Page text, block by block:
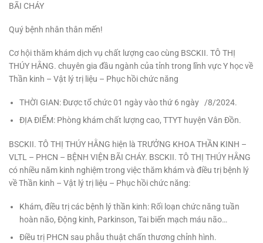
BÃI CHÁY
Quý bệnh nhân thân mến!
Cơ hội thăm khám dịch vụ chất lượng cao cùng BSCKII. TÔ THỊ
THÚY HẰNG. chuyên gia đầu ngành của tỉnh trong lĩnh vực Y học về
Thần kinh – Vật lý trị liệu – Phục hồi chức năng
THỜI GIAN: Được tổ chức 01 ngày vào thứ 6 ngày /8/2024.
ĐỊA ĐIỂM: Phòng khám chất lượng cao, TTYT huyện Vân Đồn.
BSCKII. TÔ THỊ THÚY HẰNG hiện là TRƯỞNG KHOA THẦN KINH –
VLTL – PHCN – BỆNH VIỆN BÃI CHÁY. BSCKII. TÔ THỊ THÚY HẰNG
có nhiều năm kinh nghiệm trong việc thăm khám và điều trị bệnh lý
về Thần kinh – Vật lý trị liệu – Phục hồi chức năng:
Khám, điều trị các bệnh lý thần kinh: Rối loạn chức năng tuần
hoàn não, Động kinh, Parkinson, Tai biến mạch máu não…
Điều trị PHCN sau phẫu thuật chấn thương chỉnh hình.